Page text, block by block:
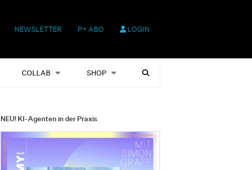
NEWSLETTER P+ ABO LOGIN
COLLAB SHOP
Shop Heftausgaben Suchen
NEU! KI-Agenten in der Praxis